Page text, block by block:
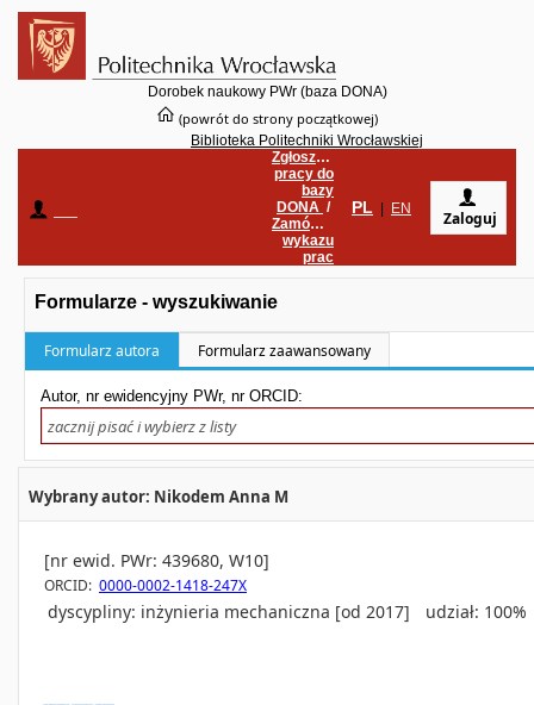
Dorobek naukowy PWr (baza DONA)
(powrót do strony początkowej)
Biblioteka Politechniki Wrocławskiej
Zgłoszenie
pracy do
bazy
DONA /
Zamówienie
wykazu
prac
PL EN Zaloguj
Formularze - wyszukiwanie
Formularz autora Formularz zaawansowany
Autor, nr ewidencyjny PWr, nr ORCID:
Wybrany autor: Nikodem Anna M
[nr ewid. PWr: 439680, W10]
ORCID: 0000-0002-1418-247X
dyscypliny: inżynieria mechaniczna [od 2017] udział: 100%